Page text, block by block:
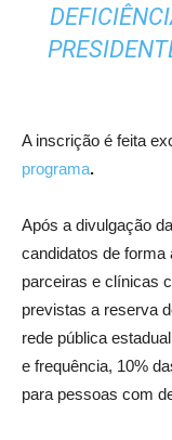
A inscrição é feita
programa.
Após a divulgação
candidatos de forma
parceiras e clínicas
previstas a reserva
rede pública
e frequência, 10%
para pessoas com